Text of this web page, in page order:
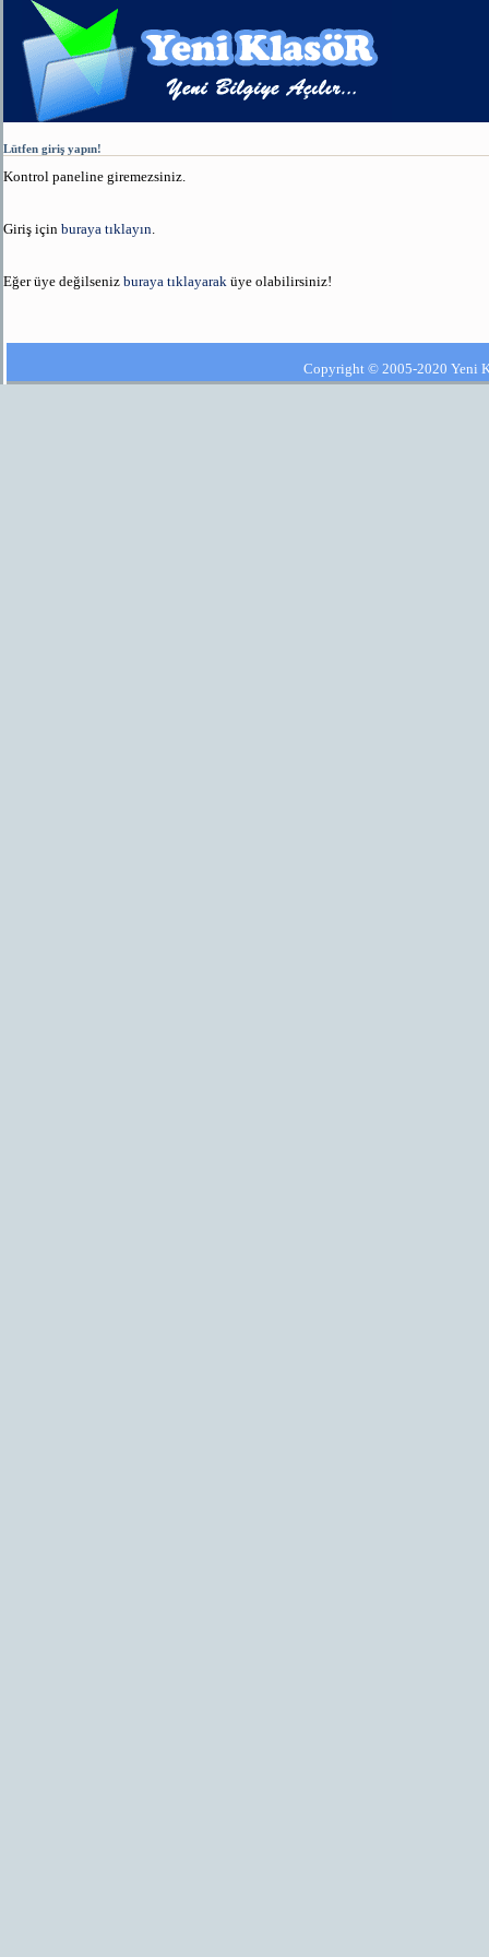
Lütfen giriş yapın!
Kontrol paneline giremezsiniz.
Giriş için buraya tıklayın
Eğer üye değilseniz buraya tıklayarak üye olabilirsiniz!
Copyright © 2005-2020 Yeni